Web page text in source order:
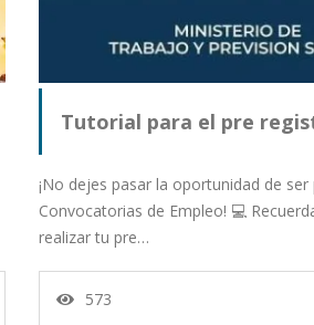
Tutorial para el pre
¡No dejes pasar la oportunidad de ser
Convocatorias de Empleo! 💻
realizar tu pre…
573